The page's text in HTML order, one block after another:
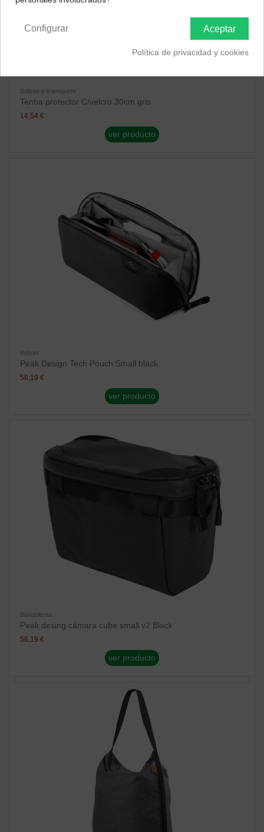
Bolsas y transporte
Tenba protector C/velcro 30cm gris
14,54 €
ver producto
Bolsas
Peak Design Tech Pouch Small black
58,19 €
ver producto
Bandoleras
Peak desing cámara cube small v2 Black
58,19 €
ver producto
Aceptar
Configurar
Política de privacidad y cookies